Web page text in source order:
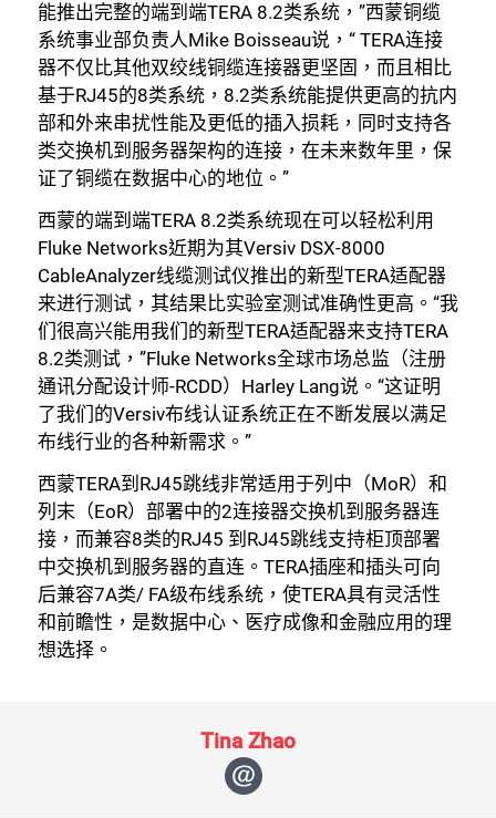
能推出完整的端到端TERA 8.2类系统，”西蒙铜缆
系统事业部负责人Mike Boisseau说，“ TERA连接
器不仅比其他双绞线铜缆连接器更坚固，而且相比
基于RJ45的8类系统，8.2类系统能提供更高的抗内
部和外来串扰性能及更低的插入损耗，同时支持各
类交换机到服务器架构的连接，在未来数年里，保
证了铜缆在数据中心的地位。”
西蒙的端到端TERA 8.2类系统现在可以轻松利用
Fluke Networks近期为其Versiv DSX-8000
CableAnalyzer线缆测试仪推出的新型TERA适配器
来进行测试，其结果比实验室测试准确性更高。“我
们很高兴能用我们的新型TERA适配器来支持TERA
8.2类测试，”Fluke Networks全球市场总监（注册
通讯分配设计师-RCDD）Harley Lang说。“这证明
了我们的Versiv布线认证系统正在不断发展以满足
布线行业的各种新需求。”
西蒙TERA到RJ45跳线非常适用于列中（MoR）和
列末（EoR）部署中的2连接器交换机到服务器连
接，而兼容8类的RJ45 到RJ45跳线支持柜顶部署
中交换机到服务器的直连。TERA插座和插头可向
后兼容7A类/ FA级布线系统，使TERA具有灵活性
和前瞻性，是数据中心、医疗成像和金融应用的理
想选择。
Tina Zhao